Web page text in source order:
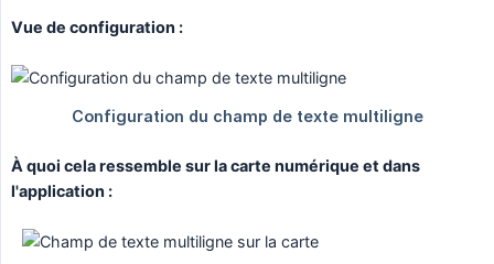
Vue de configuration :
À quoi cela ressemble sur la carte numérique et dans
l'application :